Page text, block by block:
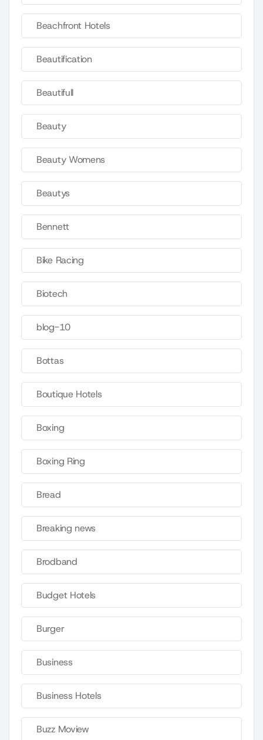
Beachfront Hotels
Beautification
Beautifull
Beauty
Beauty Womens
Beautys
Bennett
Bike Racing
Biotech
blog-10
Bottas
Boutique Hotels
Boxing
Boxing Ring
Bread
Breaking news
Brodband
Budget Hotels
Burger
Business
Business Hotels
Buzz Moview